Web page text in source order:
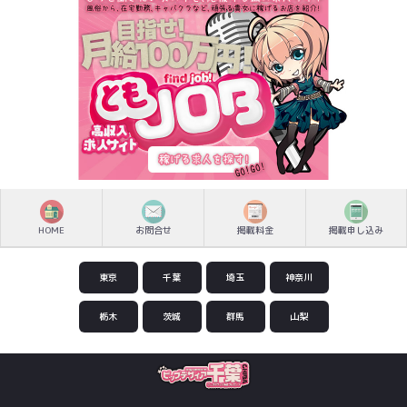
HOME お問合せ 掲載料金 掲載申し込み
東京 千葉 埼玉 神奈川
栃木 茨城 群馬 山梨